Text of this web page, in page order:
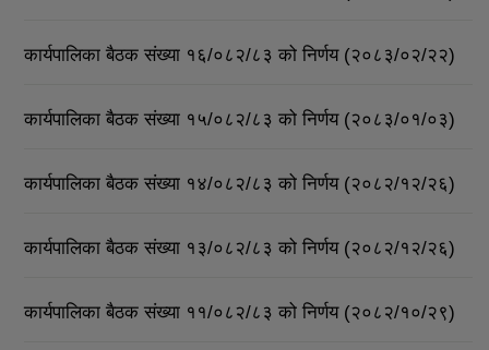
कार्यपालिका बैठक संख्या १६/०८२/८३ को निर्णय (२०८३/०२/२२)
कार्यपालिका बैठक संख्या १५/०८२/८३ को निर्णय (२०८३/०१/०३)
कार्यपालिका बैठक संख्या १४/०८२/८३ को निर्णय (२०८२/१२/२६)
कार्यपालिका बैठक संख्या १३/०८२/८३ को निर्णय (२०८२/१२/२६)
कार्यपालिका बैठक संख्या ११/०८२/८३ को निर्णय (२०८२/१०/२९)